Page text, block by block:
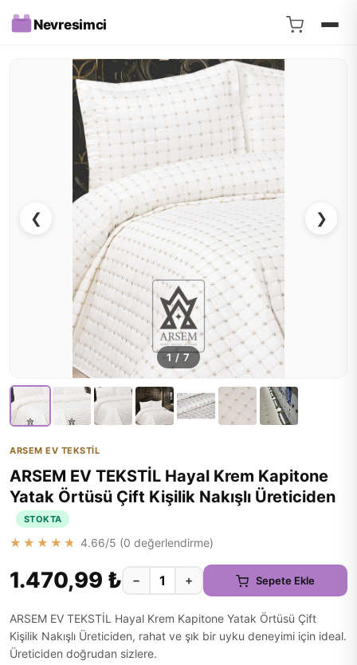
Nevresimci
❮ ❯
1 / 7
ARSEM EV TEKSTİL
ARSEM EV TEKSTİL Hayal Krem Kapitone
Yatak Örtüsü Çift Kişilik Nakışlı Üreticiden
STOKTA
★★★★★ 4.66/5 (0 değerlendirme)
1.470,99 ₺ − + Sepete Ekle
ARSEM EV TEKSTİL Hayal Krem Kapitone Yatak Örtüsü Çift
Kişilik Nakışlı Üreticiden, rahat ve şık bir uyku deneyimi için ideal.
Üreticiden doğrudan sizlere.